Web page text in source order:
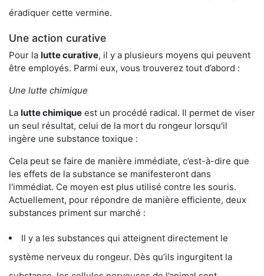
éradiquer cette vermine.
Une action curative
Pour la lutte curative, il y a plusieurs moyens qui peuvent
être employés. Parmi eux, vous trouverez tout d’abord :
Une lutte chimique
La lutte chimique est un procédé radical. Il permet de viser
un seul résultat, celui de la mort du rongeur lorsqu'il
ingère une substance toxique :
Cela peut se faire de manière immédiate, c’est-à-dire que
les effets de la substance se manifesteront dans
l'immédiat. Ce moyen est plus utilisé contre les souris.
Actuellement, pour répondre de manière efficiente, deux
substances priment sur marché :
Il y a les substances qui atteignent directement le
système nerveux du rongeur. Dès qu’ils ingurgitent la